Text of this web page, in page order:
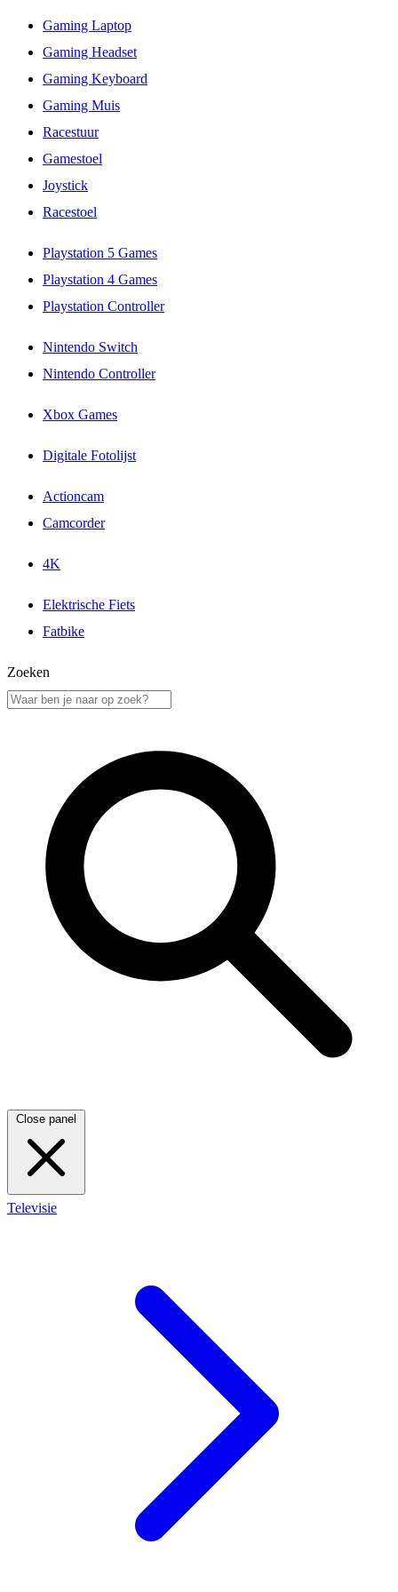
Gaming Laptop
Gaming Headset
Gaming Keyboard
Gaming Muis
Racestuur
Gamestoel
Joystick
Racestoel
Playstation 5 Games
Playstation 4 Games
Playstation Controller
Nintendo Switch
Nintendo Controller
Xbox Games
Digitale Fotolijst
Actioncam
Camcorder
4K
Elektrische Fiets
Fatbike
Zoeken
Close panel
Televisie